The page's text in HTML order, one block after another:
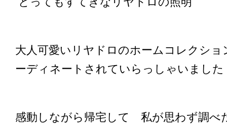
大人可愛いリヤドロのホームコレクシ
ーディネートされていらっしゃいました
感動しながら帰宅して 私が思わず調べ